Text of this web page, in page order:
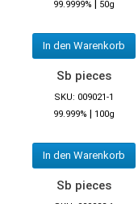
99.9999% | 50g
In den Warenkorb
Sb pieces
SKU: 009021-1
99.999% | 100g
In den Warenkorb
Sb pieces